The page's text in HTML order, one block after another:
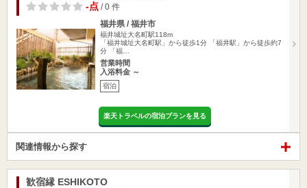
-点 / 0 件
福井県 / 福井市
福井城址大名町駅118m
「福井城址大名町駅」から徒歩1分 「福井駅」から徒歩約7
分 「福…
営業時間
入浴料金 ～
宿泊
楽天トラベルの宿泊プランを見る
関連情報から探す
歓宿縁 ESHIKOTO